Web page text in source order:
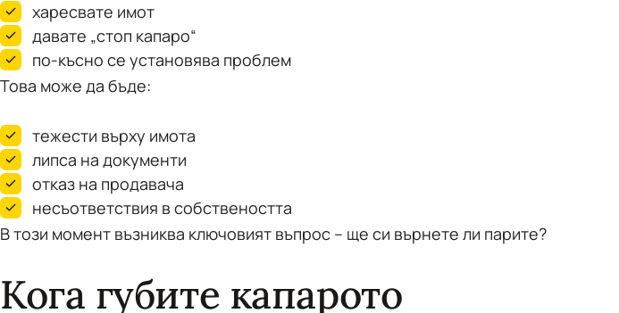
харесвате имот
давате „стоп капаро“
по-късно се установява проблем
Това може да бъде:
тежести върху имота
липса на документи
отказ на продавача
несъответствия в собствеността
В този момент възниква ключовият въпрос – ще си върнете ли парите?
Кога губите капарото